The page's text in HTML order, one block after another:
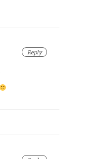
Reply